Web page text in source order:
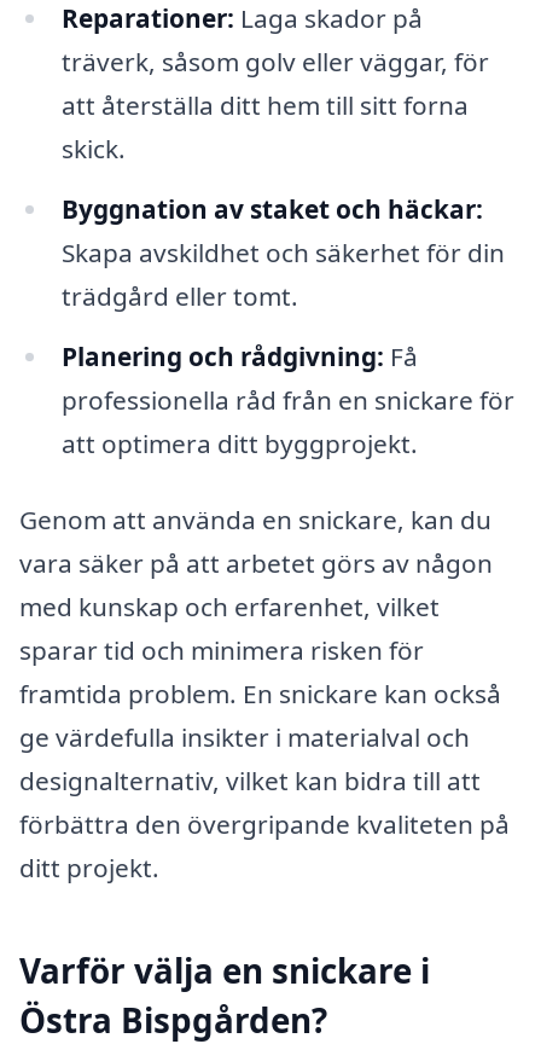
Reparationer: Laga skador på
träverk, såsom golv eller väggar, för
att återställa ditt hem till sitt forna
skick.
Byggnation av staket och häckar:
Skapa avskildhet och säkerhet för din
trädgård eller tomt.
Planering och rådgivning: Få
professionella råd från en snickare för
att optimera ditt byggprojekt.
Genom att använda en snickare, kan du
vara säker på att arbetet görs av någon
med kunskap och erfarenhet, vilket
sparar tid och minimera risken för
framtida problem. En snickare kan också
ge värdefulla insikter i materialval och
designalternativ, vilket kan bidra till att
förbättra den övergripande kvaliteten på
ditt projekt.
Varför välja en snickare i
Östra Bispgården?